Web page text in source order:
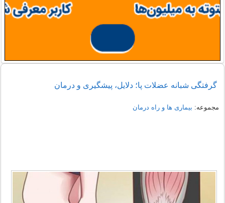
گرفتگی شبانه عضلات پا؛ دلایل، پیشگیری و درمان
مجموعه: بیماری ها و راه درمان